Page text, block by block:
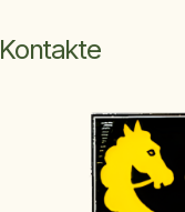
Kontakte